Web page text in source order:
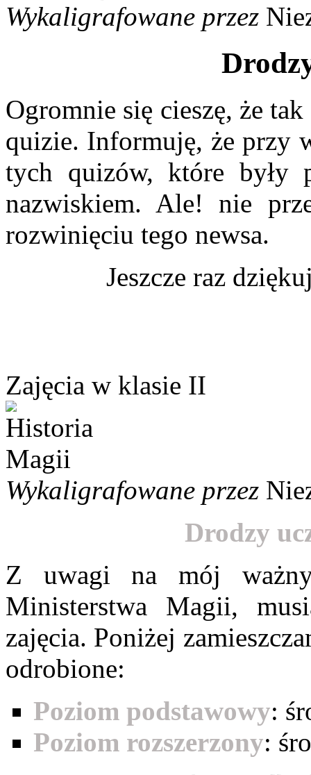
Wykaligrafowane przez
Ogromnie się cieszę, że
quizie. Informuję, że przy
tych quizów, które były
nazwiskiem. Ale! nie
rozwinięciu tego newsa.
Jeszcze raz
Zajęcia w klasie II
Wykaligrafowane przez
Drodzy
Z uwagi na mój
Ministerstwa Magii,
zajęcia. Poniżej
odrobione:
Poziom podstawowy:
Poziom rozszerzony: